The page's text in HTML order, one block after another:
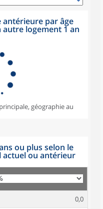
antérieure par âge
logement 1 an
géographie au
ou plus selon le
ou antérieur
0,0